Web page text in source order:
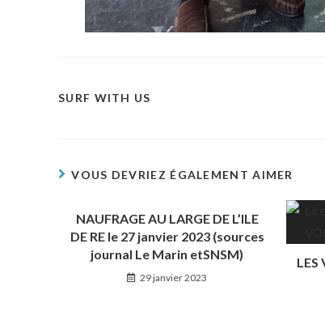
SURF WITH US
VOUS DEVRIEZ ÉGALEMENT AIMER
NAUFRAGE AU LARGE DE L’ILE
DE RE le 27 janvier 2023 (sources
journal Le Marin etSNSM)
29 janvier 2023
LES